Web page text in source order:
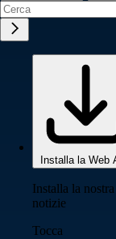
Installa la Web
Installa la
notizie
Tocca